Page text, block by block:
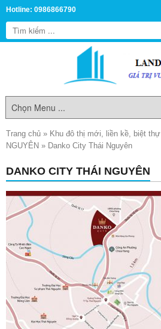
Hotline: 0986866790
Trang chủ » Khu đô thị mới, liền kề, biệt thự
NGUYÊN » Danko City Thái Nguyên
DANKO CITY THÁI NGUYÊN